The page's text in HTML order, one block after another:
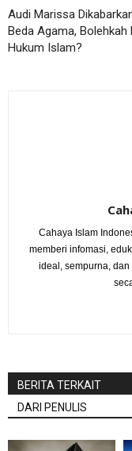
Audi Marissa
Beda Agama, Bolehkah
Hukum Islam?
Cahaya Islam
memberi infomasi,
ideal, sempurna,
BERITA TERKAIT
DARI PENULIS